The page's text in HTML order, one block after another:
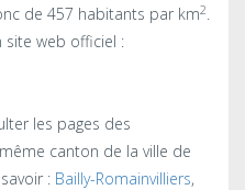
de 457 habitants par km2.
site web officiel :
les pages des
canton de la ville de
: Bailly-Romainvilliers,